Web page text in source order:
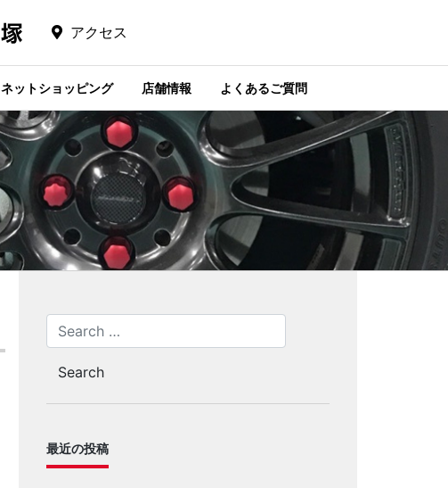
アクセス
ネットショッピング 店舗情報 よくあるご質問
最近の投稿